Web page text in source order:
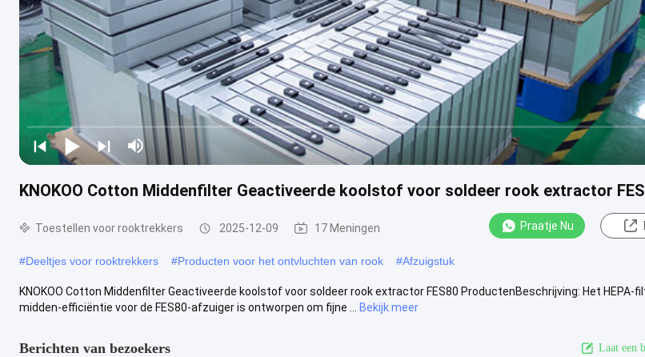
KNOKOO Cotton Middenfilter Geactiveerde koolstof voor soldeer rook extractor
Toestellen voor rooktrekkers 2025-12-09 17 Meningen Praatje Nu
#Deeltjes voor rooktrekkers #Producten voor het ontvluchten van rook #Afzuigstuk
KNOKOO Cotton Middenfilter Geactiveerde koolstof voor soldeer rook extractor FES80 ProductenBeschrijving: Het HEPA-
midden-efficiëntie voor de FES80-afzuiger is ontworpen om fijne ...
Bekijk meer
Berichten van bezoekers Laat een